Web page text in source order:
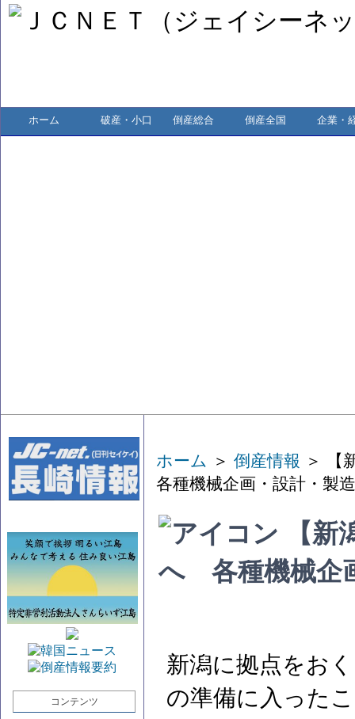
ホーム 破産・小口 倒産総合 倒産全国 企業・
コンテンツ
ホーム ＞ 倒産情報 ＞ 【
各種機械企画・設計・製
【新
へ 各種機械企
新潟に拠点をお
の準備に入った